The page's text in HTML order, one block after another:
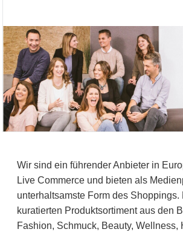
Wir sind ein führender Anbieter in
Live Commerce und bieten als
unterhaltsamste Form des Shoppings.
kuratierten Produktsortiment aus den
Fashion, Schmuck, Beauty, Wellness,